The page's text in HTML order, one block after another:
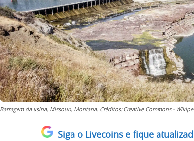
Barragem da usina, Missouri, Montana. Créditos: Creative Commons -
Siga o Livecoins e fique